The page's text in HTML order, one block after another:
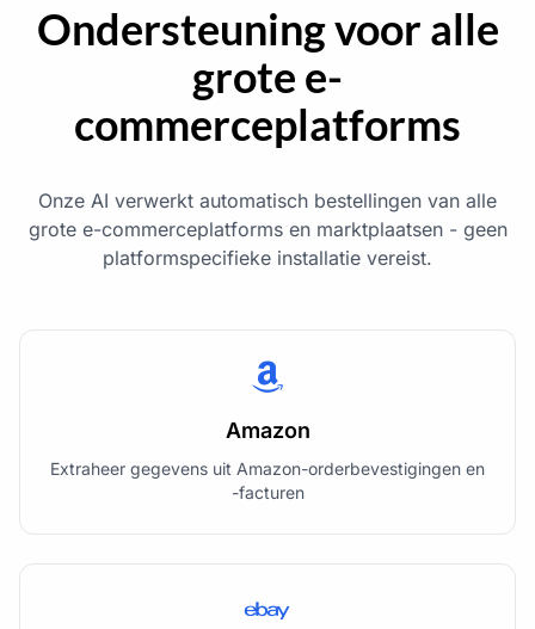
Ondersteuning voor alle
grote e-
commerceplatforms
Onze AI verwerkt automatisch bestellingen van alle
grote e-commerceplatforms en marktplaatsen - geen
platformspecifieke installatie vereist.
Amazon
Extraheer gegevens uit Amazon-orderbevestigingen en
-facturen